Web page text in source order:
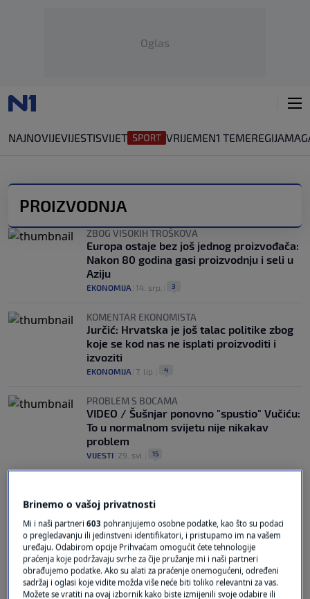
Oglas
NAJNOVIJEVIJESTISVIJET VRIJEMEN1 TEMEREGIJA
PROIZVODNJA
ZBOG VISOKIH TROŠKOVA
Europa ostaje bez još jednog proizvođača:
Nakon 80 godina gasi proizvodnju i seli u
Aziju
EKONOMIJA 14. srp. 3
KOMENTAR EKONOMISTA
Jurčić: Hrvatska je još talac politike zbog
koje se kod nas ne isplati proizvoditi i
izvoziti
EKONOMIJA 7. lip. 4
PROBLEM S BOCAMA
VIDEO / Šušnjar ponovno "spustio" Vučiću:
To u normalnom svijetu nije nikakav
problem
VIJESTI 29. svi. 15
Oglas
Brinemo o vašoj privatnosti
Mi i naši partneri603 pohranjujemo osobne podatke, kao što su podaci
o pregledavanju ili jedinstveni identifikatori, i pristupamo im na vašem
uređaju. Odabirom opcije Prihvaćam omogućit ćete tehnologije
praćenja koje podržavaju svrhe za čije pružanje mi i naši partneri
obrađujemo podatke. Ako su alati za praćenje onemogućeni, određeni
sadržaj i oglasi koje vidite možda više neće biti toliko relevantni za vas.
Možete se vratiti na ovaj izbornik kako biste izmijenili svoje odabire ili